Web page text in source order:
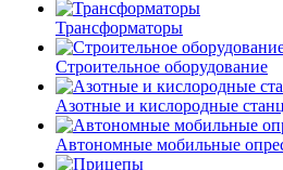
Трансформаторы
Строительное оборудование
Азотные и кислородные
Автономные мобильные